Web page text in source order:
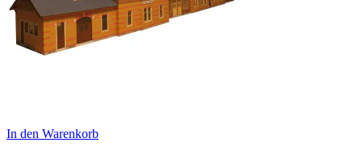
In den Warenkorb